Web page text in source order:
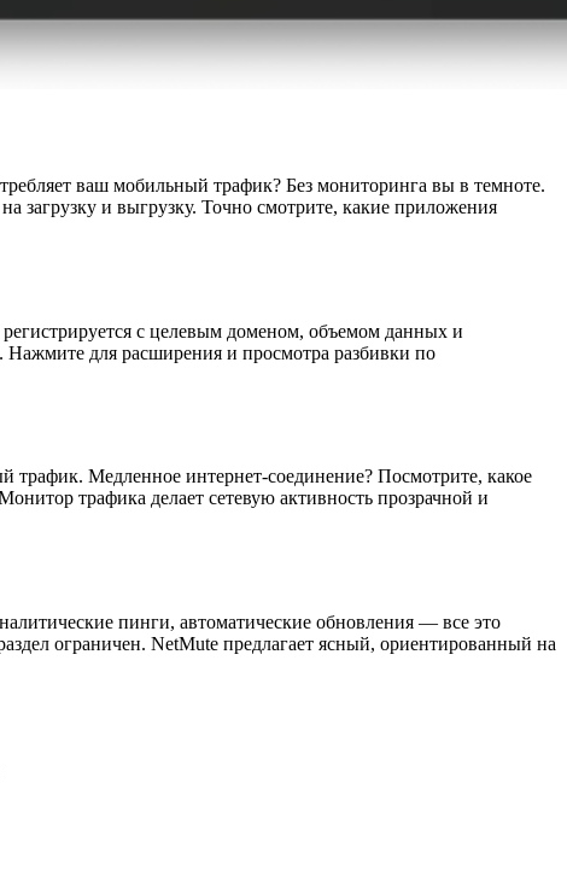
ваш мобильный трафик? Без мониторинга вы в темноте.
загрузку и выгрузку. Точно смотрите, какие приложения
с целевым доменом, объемом данных и
для расширения и просмотра разбивки по
Медленное интернет-соединение? Посмотрите, какое
трафика делает сетевую активность прозрачной и
пинги, автоматические обновления — все это
ограничен. NetMute предлагает ясный, ориентированный на